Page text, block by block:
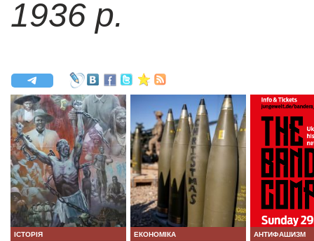
1936 р.
ІСТОРІЯ ЕКОНОМІКА АНТИФАШИЗМ